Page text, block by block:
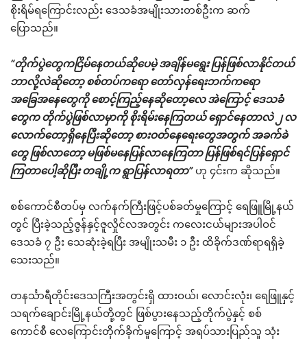
စိုးရိမ်ရကြောင်းလည်း ဒေသခံအမျိုးသားတစ်ဦးက ဆက်
ပြောသည်။
“တိုက်ပွဲ‌တွေကငြိမ်နေတယ်ဆိုပေမဲ့ အချိန်မရွေး ပြန်ဖြစ်လာနိုင်တယ်‌
ဘာလို့လဲဆိုတော့ စစ်တပ်ကရော တော်လှန်ရေးဘက်ကရော
အခြေအနေတွေကို စောင့်ကြည့်နေဆိုတော့လေ အဲကြောင့် ဒေသခံ
တွေက တိုက်ပွဲဖြစ်လာမှာကို ‌‌စိုးရိမ်းနေကြတယ် ရှောင်နေတာလဲ ၂ လ
လောက်တော့ရှိနေပြီးဆိုတော့ စားဝတ်နေရေးတွေအတွက် အခက်ခဲ
တွေ ဖြစ်လာတော့ မဖြစ်မနေပြန်‌လာနေကြတာ ပြန်ဖြစ်ရင်ပြန်ရှောင်
ကြတာပေါ့ဆိုပြီး တချို့က ရွာပြန်လာရတာ”ဟု ၄င်းက ဆိုသည်။
စစ်ကောင်စီတပ်မှ လက်နက်ကြီးဖြင့်ပစ်ခတ်မှုကြောင့် ရေဖြူမြို့နယ်
တွင် ပြီးခဲ့သည့်ဇွန်နှင့်ဇူလှိုင်လအတွင်း ကလေးငယ်များအပါဝင်
ဒေသခံ ၇ ဦး သေဆုံးခဲ့ရပြီး အမျိုးသမီး ၁ ဦး ထိခိုက်ဒဏ်ရာရရှိခဲ့
သေးသည်။
တနင်္သာရီတိုင်းဒေသကြီးအတွင်းရှိ ထားဝယ်၊ လောင်းလုံး၊ ရေဖြူနှင့်
သရက်ချောင်းမြို့နယ်တို့တွင် ဖြစ်ပွားနေသည့်တိုက်ပွဲနှင့် စစ်
ကောင်စီ လေကြောင်းတိုက်ခိုက်မှုကြောင့် အရပ်သားပြည်သူ သုံး